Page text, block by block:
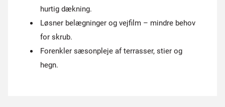
hurtig dækning.
Løsner belægninger og vejfilm – mindre behov
for skrub.
Forenkler sæsonpleje af terrasser, stier og
hegn.